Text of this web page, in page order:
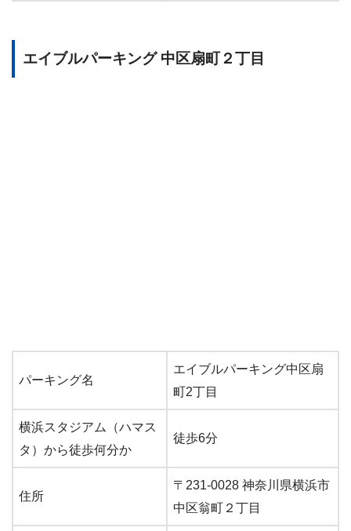
エイブルパーキング 中区扇町２丁目
パーキング名
エイブルパーキング中区扇
町2丁目
横浜スタジアム（ハマス
タ）から徒歩何分か
徒歩6分
住所
〒231-0028 神奈川県横浜市
中区翁町２丁目